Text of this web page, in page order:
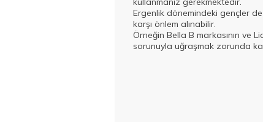
Ergenlik dönemindeki gençler
karşı önlem alınabilir.
Örneğin Bella B markasının ve
sorunuyla uğraşmak zorunda